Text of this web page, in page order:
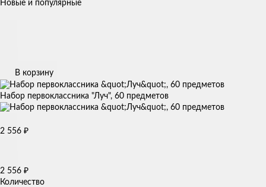
Новые и популярные
В корзину
Набор первоклассника "Луч", 60 предметов
2 556 ₽
2 556 ₽
Количество